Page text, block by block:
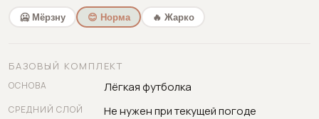
🥶 Мёрзну 😊 Норма 🔥 Жарко
БАЗОВЫЙ КОМПЛЕКТ
ОСНОВА Лёгкая футболка
СРЕДНИЙ СЛОЙ Не нужен при текущей погоде